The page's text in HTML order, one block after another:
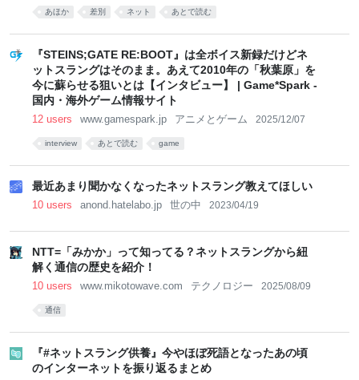
あほか 差別 ネット あとで読む
『STEINS;GATE RE:BOOT』は全ボイス新録だけどネ
ットスラングはそのまま。あえて2010年の「秋葉原」を
今に蘇らせる狙いとは【インタビュー】 | Game*Spark -
国内・海外ゲーム情報サイト
12 users www.gamespark.jp アニメとゲーム 2025/12/07
interview あとで読む game
最近あまり聞かなくなったネットスラング教えてほしい
10 users anond.hatelabo.jp 世の中 2023/04/19
NTT=「みかか」って知ってる？ネットスラングから紐
解く通信の歴史を紹介！
10 users www.mikotowave.com テクノロジー 2025/08/09
通信
『#ネットスラング供養』今やほぼ死語となったあの頃
のインターネットを振り返るまとめ